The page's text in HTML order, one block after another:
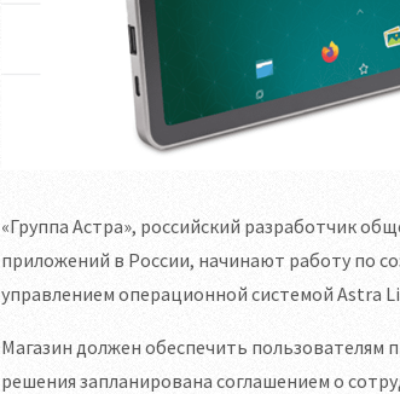
«Группа Астра», российский разработчик
приложений в России, начинают работу по
управлением операционной системой Astra
Магазин должен обеспечить пользователям
решения запланирована соглашением о